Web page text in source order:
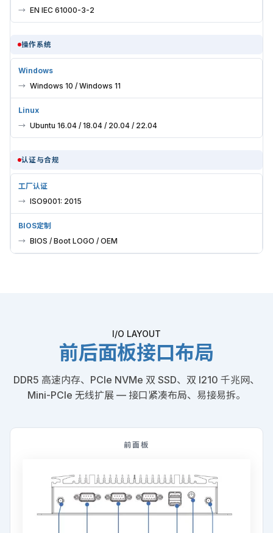
EN IEC 61000-3-2
操作系统
Windows
Windows 10 / Windows 11
Linux
Ubuntu 16.04 / 18.04 / 20.04 / 22.04
认证与合规
工厂认证
ISO9001: 2015
BIOS定制
BIOS / Boot LOGO / OEM
I/O LAYOUT
前后面板接口布局
DDR5 高速内存、PCIe NVMe 双 SSD、双 I210 千兆网、
Mini-PCIe 无线扩展 — 接口紧凑布局、易接易拆。
前面板